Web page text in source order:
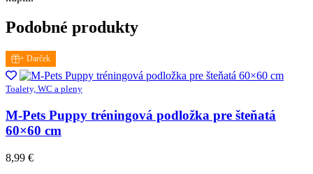
Podobné produkty
+ Darček
Toalety, WC a pleny
M-Pets Puppy tréningová podložka pre šteňatá
60×60 cm
8,99 €